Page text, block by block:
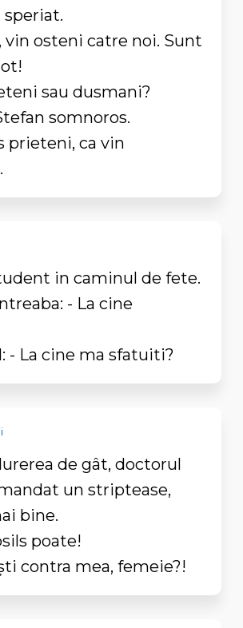
speriat.
vin osteni catre noi. Sunt
sau dusmani?
somnoros.
prieteni, ca vin
in caminul de fete.
- La cine
- La cine ma sfatuiti?
de gât, doctorul
un striptease,
bine.
poate!
contra mea, femeie?!